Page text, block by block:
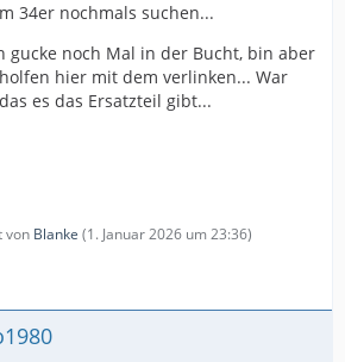
34er nochmals suchen...
gucke noch Mal in der Bucht, bin aber
hier mit dem verlinken... War
es das Ersatzteil gibt...
von Blanke (1. Januar 2026 um 23:36)